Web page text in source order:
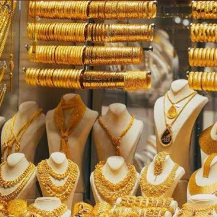
إلهام
الكاتبة إلهام شرشر تهنئ الرئيس
السيسي بعيد ميلاده وتُشيد بجهوده
في بناء الدولة
رسالتى لآخر الزمان «محطة الضبعة
النووية»... من الحلم إلى التنفيذ